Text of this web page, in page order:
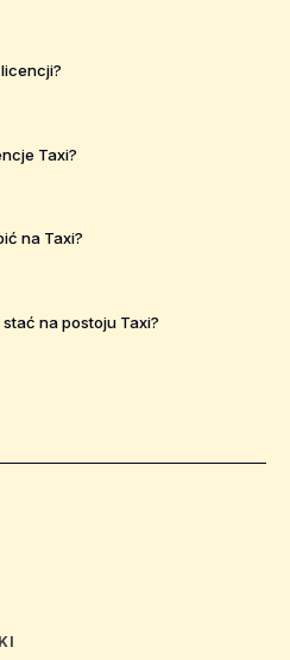
Taxi?
na Taxi?
na postoju Taxi?